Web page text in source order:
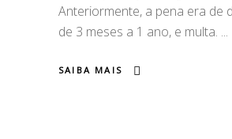
Anteriormente, a pena era de
de 3 meses a 1 ano, e multa.
SAIBA MAIS